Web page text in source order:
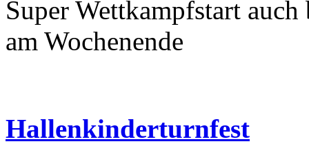
Super Wettkampfstart
am Wochenende
Hallenkinderturnfest